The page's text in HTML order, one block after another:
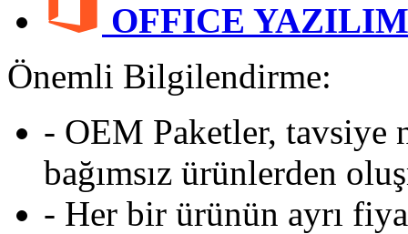
OFFICE
Önemli Bilgilendirme:
- OEM Paketler,
bağımsız ürünlerden
- Her bir ürünün ayrı